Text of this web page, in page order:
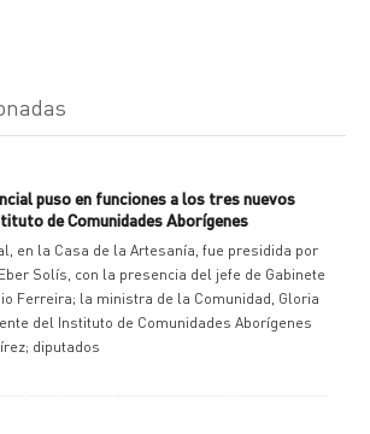
puso en funciones a los tres nuevos
de Comunidades Aborígenes
en la Casa de la Artesanía, fue presidida por
Solís, con la presencia del jefe de Gabinete
Ferreira; la ministra de la Comunidad, Gloria
del Instituto de Comunidades Aborígenes
diputados